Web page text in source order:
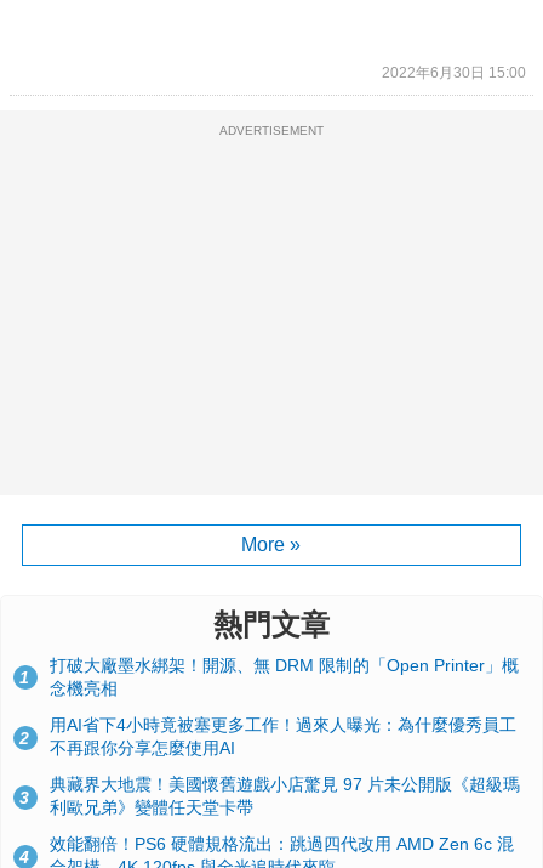
2022年6月30日 15:00
ADVERTISEMENT
More »
熱門文章
1
打破大廠墨水綁架！開源、無 DRM 限制的「Open Printer」概
念機亮相
2
用AI省下4小時竟被塞更多工作！過來人曝光：為什麼優秀員工
不再跟你分享怎麼使用AI
3
典藏界大地震！美國懷舊遊戲小店驚見 97 片未公開版《超級瑪
利歐兄弟》變體任天堂卡帶
4
效能翻倍！PS6 硬體規格流出：跳過四代改用 AMD Zen 6c 混